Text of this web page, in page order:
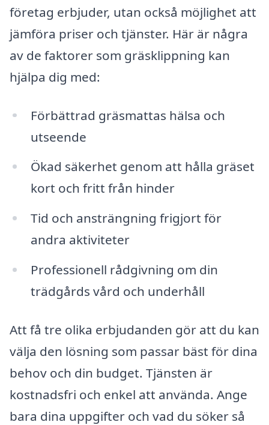
företag erbjuder, utan också möjlighet att
jämföra priser och tjänster. Här är några
av de faktorer som gräsklippning kan
hjälpa dig med:
Förbättrad gräsmattas hälsa och
utseende
Ökad säkerhet genom att hålla gräset
kort och fritt från hinder
Tid och ansträngning frigjort för
andra aktiviteter
Professionell rådgivning om din
trädgårds vård och underhåll
Att få tre olika erbjudanden gör att du kan
välja den lösning som passar bäst för dina
behov och din budget. Tjänsten är
kostnadsfri och enkel att använda. Ange
bara dina uppgifter och vad du söker så